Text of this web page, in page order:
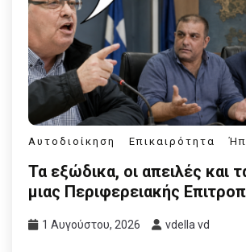
Αυτοδιοίκηση Επικαιρότητα
Τα εξώδικα, οι απειλές και
μιας Περιφερειακής
1 Αυγούστου, 2026 vdella vd